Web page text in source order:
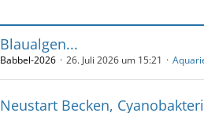
Blaualgen...
Babbel-2026 26. Juli 2026 um 15:21
Neustart Becken,